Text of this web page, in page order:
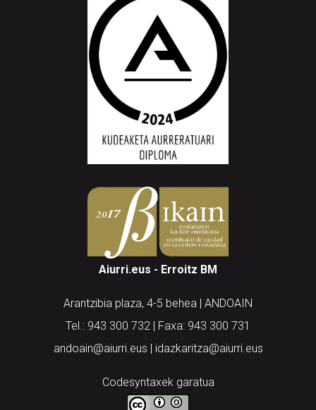
Aiurri.eus - Erroitz BM
Arantzibia plaza, 4-5 behea | ANDOAIN
Tel.: 943 300 732 | Faxa: 943 300 731
andoain@aiurri.eus | idazkaritza@aiurri.eus
Codesyntaxek garatua